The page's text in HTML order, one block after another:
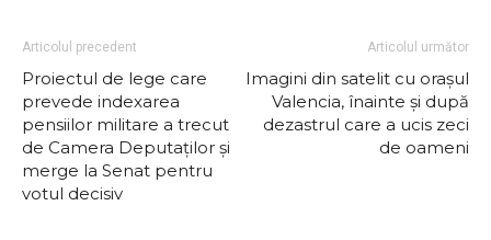
Articolul precedent
Proiectul de lege care
prevede indexarea
pensiilor militare a trecut
de Camera Deputaților și
merge la Senat pentru
votul decisiv
Articolul următor
Imagini din satelit cu orașul
Valencia, înainte și după
dezastrul care a ucis zeci
de oameni